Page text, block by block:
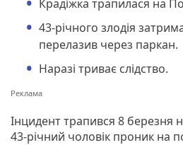
Крадіжка трапилася на
43-річного злодія
перелазив через паркан.
Наразі триває слідство.
Інцидент трапився 8 березня
43-річний чоловік проник на